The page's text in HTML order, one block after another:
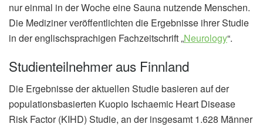
nur einmal in der Woche eine Sauna nutzende Menschen.
Die Mediziner veröffentlichten die Ergebnisse ihrer Studie
in der englischsprachigen Fachzeitschrift „Neurology“.
Studienteilnehmer aus Finnland
Die Ergebnisse der aktuellen Studie basieren auf der
populationsbasierten Kuopio Ischaemic Heart Disease
Risk Factor (KIHD) Studie, an der insgesamt 1.628 Männer